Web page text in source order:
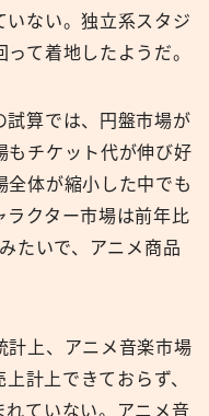
いない。独立系スタジ
て着地したようだ。
算では、円盤市場が
もチケット代が伸び好
全体が縮小した中でも
ラクター市場は前年比
たいで、アニメ商品
上、アニメ音楽市場
計上できておらず、
れていない。アニメ音